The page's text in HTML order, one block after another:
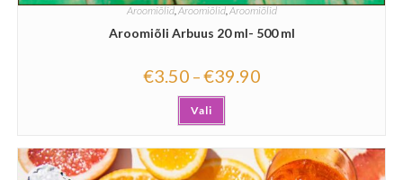
Aroomiõlid,Aroomiõlid,Aroomiõlid
Aroomiõli Arbuus 20 ml- 500 ml
€3.50 –€39.90
Vali